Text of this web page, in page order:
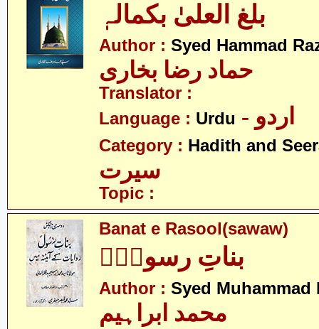
بلغ العلیٰ بکمالہٖ
Author : Syed Hammad
حماد رضا بخاری
Translator :
Language : Urdu - اردو
Category : Hadith and
سیرت
Topic :
Banat e Rasool(sawaw)
بناتِ رسولؑؐ
Author : Syed Muhammad
محمد ابراہیم